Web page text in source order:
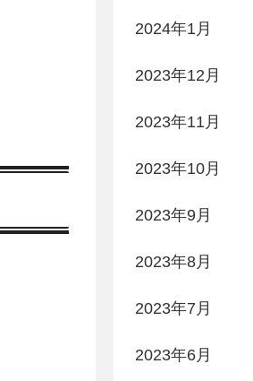
2024年1月
2023年12月
2023年11月
2023年10月
2023年9月
2023年8月
2023年7月
2023年6月